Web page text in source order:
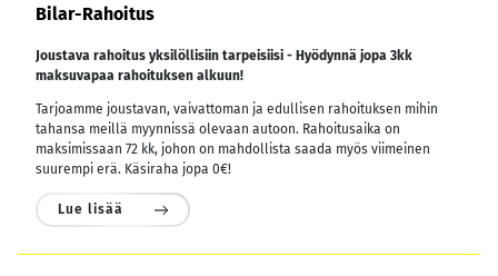
Bilar-Rahoitus
Joustava rahoitus yksilöllisiin tarpeisiisi - Hyödynnä jopa 3kk
maksuvapaa rahoituksen alkuun!
Tarjoamme joustavan, vaivattoman ja edullisen rahoituksen mihin
tahansa meillä myynnissä olevaan autoon. Rahoitusaika on
maksimissaan 72 kk, johon on mahdollista saada myös viimeinen
suurempi erä. Käsiraha jopa 0€!
Lue lisää